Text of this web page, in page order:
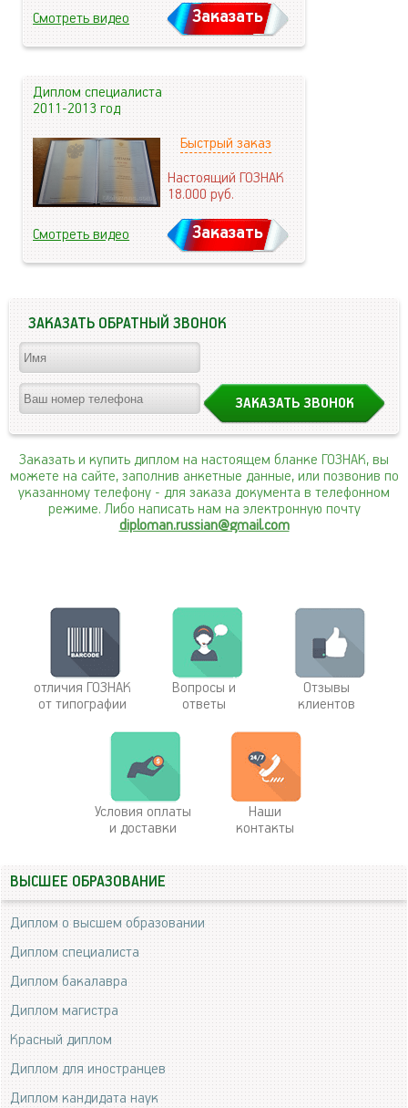
Смотреть видео Заказать
Диплом специалиста
2011-2013 год
Быстрый заказ
Настоящий ГОЗНАК
18.000руб.
Смотреть видео Заказать
ЗАКАЗАТЬ ОБРАТНЫЙ ЗВОНОК
Заказать и купить диплом на настоящем бланке ГОЗНАК, вы
можете на сайте, заполнив анкетные данные, или позвонив по
указанному телефону - для заказа документа в телефонном
режиме. Либо написать нам на электронную почту
diploman.russian@gmail.com
отличия ГОЗНАК
от типографии
Вопросы и
ответы
Отзывы
клиентов
Условия оплаты
и доставки
Наши
контакты
ВЫСШЕЕ ОБРАЗОВАНИЕ
Диплом о высшем образовании
Диплом специалиста
Диплом бакалавра
Диплом магистра
Красный диплом
Диплом для иностранцев
Диплом кандидата наук